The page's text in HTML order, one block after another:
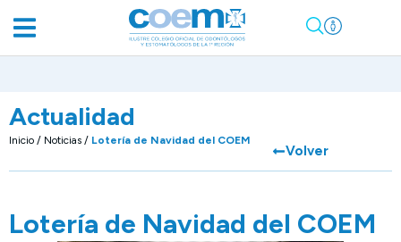
Actualidad
Inicio / Noticias / Lotería de Navidad del COEM
Volver
Lotería de Navidad del COEM